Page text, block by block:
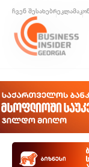
ჩვენ შესახებრეკლამა